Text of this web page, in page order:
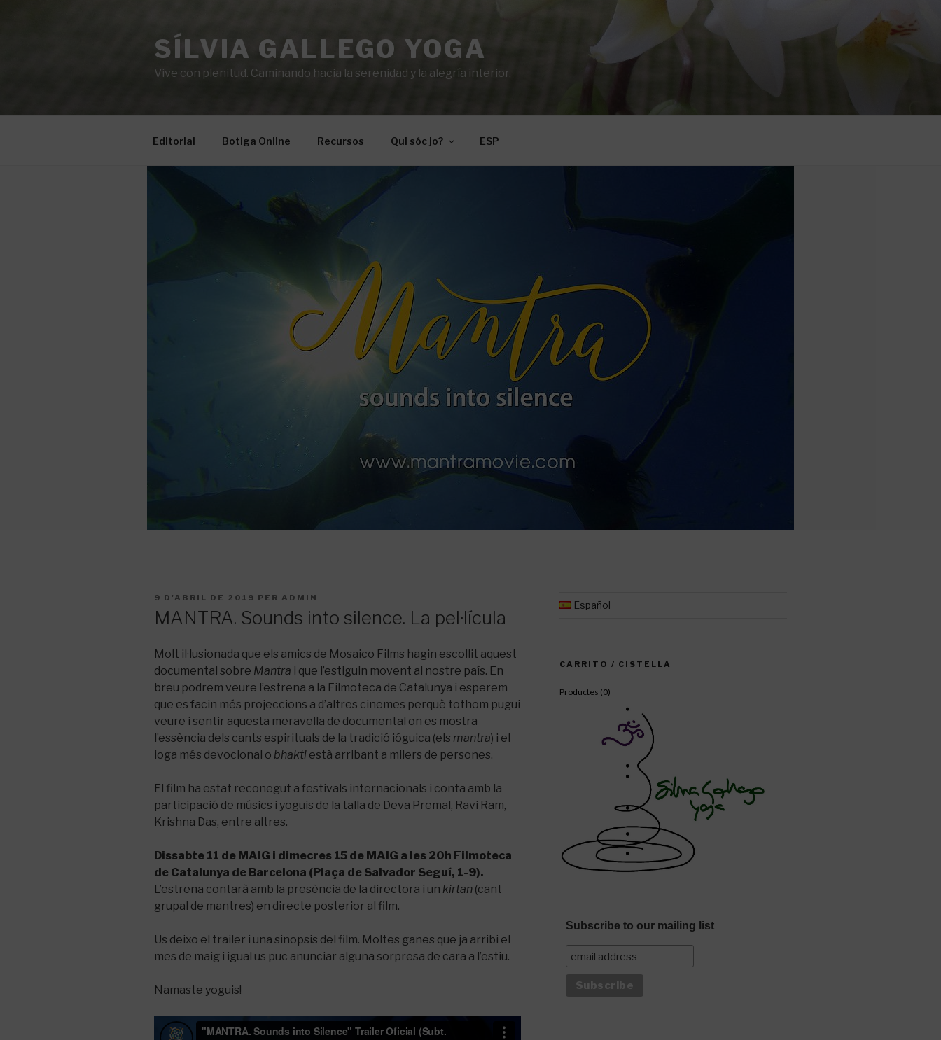
SÍLVIA GALLEGO YOGA
Vive con plenitud. Caminando hacia la serenidad y la alegría interior.
Editorial Botiga Online Recursos Qui sóc jo? ESP
PUBLICAT
9 D'ABRIL DE 2019 PER ADMIN
MANTRA. Sounds into silence. La pel·lícula
Molt il·lusionada que els amics de Mosaico Films hagin escollit aquest
documental sobre Mantra i que l’estiguin movent al nostre país. En
breu podrem veure l’estrena a la Filmoteca de Catalunya i esperem
que es facin més projeccions a d’altres cinemes perquè tothom pugui
veure i sentir aquesta meravella de documental on es mostra
l’essència dels cants espirituals de la tradició ióguica (els mantra) i el
ioga més devocional o bhakti està arribant a milers de persones.
El film ha estat reconegut a festivals internacionals i conta amb la
participació de músics i yoguis de la talla de Deva Premal, Ravi Ram,
Krishna Das, entre altres.
Dissabte 11 de MAIG i dimecres 15 de MAIG a les 20h Filmoteca
de Catalunya de Barcelona (Plaça de Salvador Seguí, 1-9).
L’estrena contarà amb la presència de la directora i un kirtan (cant
grupal de mantres) en directe posterior al film.
Us deixo el trailer i una sinopsis del film. Moltes ganes que ja arribi el
mes de maig i igual us puc anunciar alguna sorpresa de cara a l’estiu.
Namaste yoguis!
Español
CARRITO / CISTELLA
Productes (0)
Subscribe to our mailing list